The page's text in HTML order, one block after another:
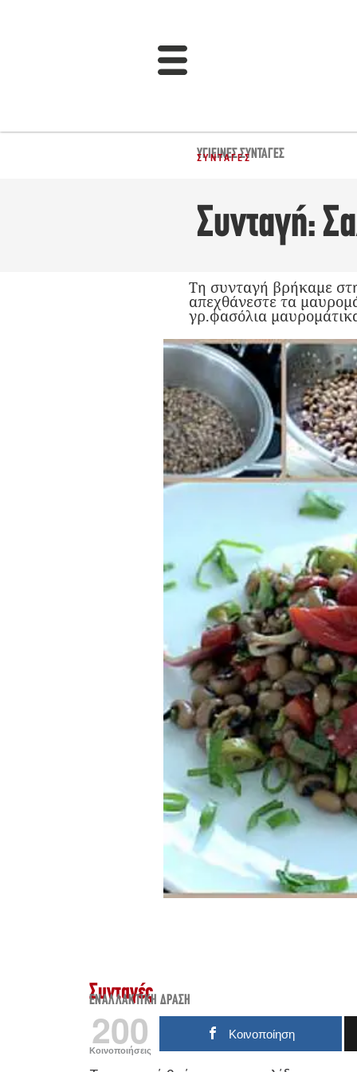
ΥΓΙΕΙΝΈΣ ΣΥΝΤΑΓΈΣ
ΣΥΝΤΑΓΈΣ
Συνταγή:
Τη συνταγή βρήκαμε
απεχθάνεστε τα
γρ.φασόλια
Συνταγές
ΕΝΑΛΛΑΚΤΙΚΉ ΔΡΆΣΗ
200
Κοινοποιήσεις
Κοινοποίηση